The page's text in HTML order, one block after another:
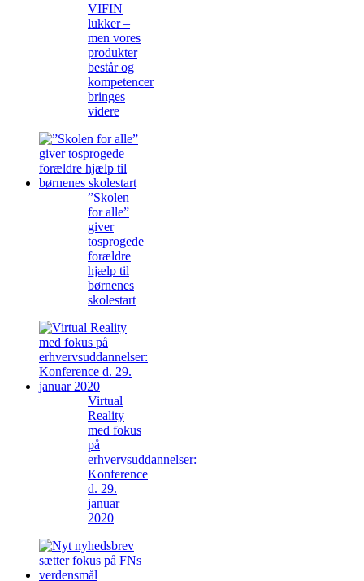
VIFIN
lukker –
men vores
produkter
består og
kompetencer
bringes
videre
”Skolen
for alle”
giver
tosprogede
forældre
hjælp til
børnenes
skolestart
Virtual
Reality
med fokus
på
erhvervsuddannelser:
Konference
d. 29.
januar
2020